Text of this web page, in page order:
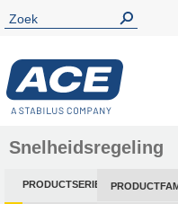
Snelheidsregeling
PRODUCTSERIE